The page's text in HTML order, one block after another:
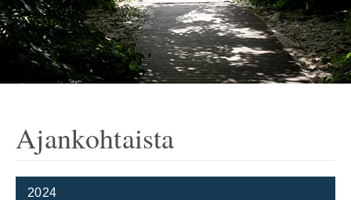
Ajankohtaista
2024